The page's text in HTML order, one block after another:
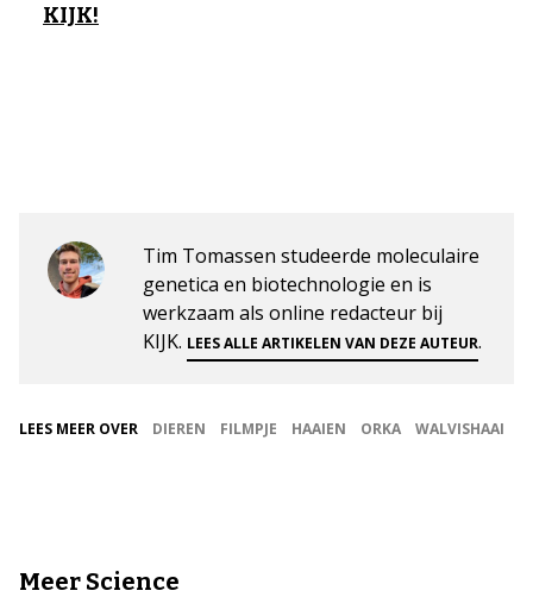
KIJK!
Tim Tomassen studeerde moleculaire
genetica en biotechnologie en is
werkzaam als online redacteur bij
KIJK. LEES ALLE ARTIKELEN VAN DEZE AUTEUR.
LEES MEER OVER DIEREN FILMPJE HAAIEN ORKA WALVISHAAI
Meer Science